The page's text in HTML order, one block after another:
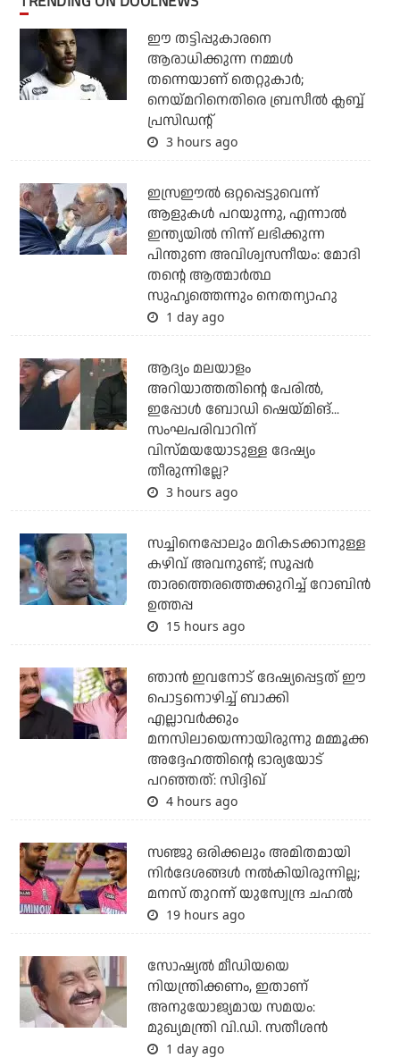
ഈ തട്ടിപ്പുകാരനെ
ആരാധിക്കുന്ന നമ്മള്‍
തന്നെയാണ് തെറ്റുകാര്‍;
നെയ്മറിനെതിരെ ബ്രസീല്‍ ക്ലബ്ബ്
പ്രസിഡന്റ്
3 hours ago
ഇസ്രഈല്‍ ഒറ്റപ്പെട്ടുവെന്ന്
ആളുകള്‍ പറയുന്നു, എന്നാല്‍
ഇന്ത്യയില്‍ നിന്ന് ലഭിക്കുന്ന
പിന്തുണ അവിശ്വസനീയം: മോദി
തന്റെ ആത്മാര്‍ത്ഥ
സുഹൃത്തെന്നും നെതന്യാഹു
1 day ago
ആദ്യം മലയാളം
അറിയാത്തതിന്റെ പേരില്‍,
ഇപ്പോള്‍ ബോഡി ഷെയ്മിങ്...
സംഘപരിവാറിന്
വിസ്മയയോടുള്ള ദേഷ്യം
തീരുന്നില്ലേ?
3 hours ago
സച്ചിനെപ്പോലും മറികടക്കാനുള്ള
കഴിവ് അവനുണ്ട്; സൂപ്പര്‍
താരത്തെരത്തെക്കുറിച്ച് റോബിന്‍
ഉത്തപ്പ
15 hours ago
ഞാന്‍ ഇവനോട് ദേഷ്യപ്പെട്ടത് ഈ
പൊട്ടനൊഴിച്ച് ബാക്കി
എല്ലാവര്‍ക്കും
മനസിലായെന്നായിരുന്നു മമ്മൂക്ക
അദ്ദേഹത്തിന്റെ ഭാര്യയോട്
പറഞ്ഞത്: സിദ്ദിഖ്
4 hours ago
സഞ്ജു ഒരിക്കലും അമിതമായി
നിര്‍ദേശങ്ങള്‍ നല്‍കിയിരുന്നില്ല;
മനസ് തുറന്ന് യുസ്വേന്ദ്ര ചഹല്‍
19 hours ago
സോഷ്യല്‍ മീഡിയയെ
നിയന്ത്രിക്കണം, ഇതാണ്
അനുയോജ്യമായ സമയം:
മുഖ്യമന്ത്രി വി.ഡി. സതീശന്‍
1 day ago